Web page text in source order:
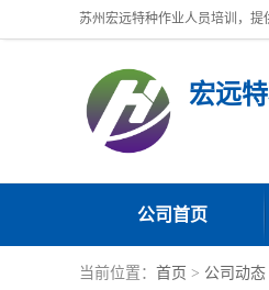
公司首页
当前位置： 首页 > 公司动态